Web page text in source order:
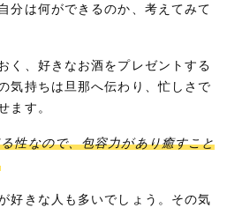
分は何ができるのか、考えてみて
く、好きなお酒をプレゼントする
気持ちは旦那へ伝わり、忙しさで
ます。
性なので、包容力があり癒すこと
好きな人も多いでしょう。その気